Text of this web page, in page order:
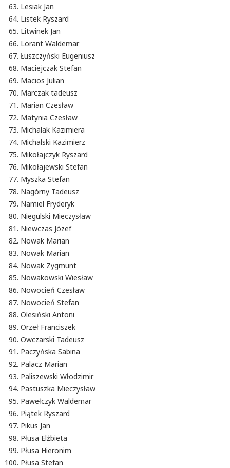
Lesiak Jan
Listek Ryszard
Litwinek Jan
Lorant Waldemar
Łuszczyński Eugeniusz
Maciejczak Stefan
Macios Julian
Marczak tadeusz
Marian Czesław
Matynia Czesław
Michalak Kazimiera
Michalski Kazimierz
Mikołajczyk Ryszard
Mikołajewski Stefan
Myszka Stefan
Nagórny Tadeusz
Namiel Fryderyk
Niegulski Mieczysław
Niewczas Józef
Nowak Marian
Nowak Marian
Nowak Zygmunt
Nowakowski Wiesław
Nowocień Czesław
Nowocień Stefan
Olesiński Antoni
Orzeł Franciszek
Owczarski Tadeusz
Paczyńska Sabina
Palacz Marian
Paliszewski Włodzimir
Pastuszka Mieczysław
Pawełczyk Waldemar
Piątek Ryszard
Pikus Jan
Płusa Elżbieta
Płusa Hieronim
Płusa Stefan